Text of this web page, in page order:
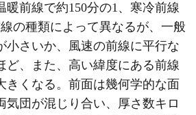
暖前線で約150分の1、寒冷前線
の種類によって異なるが、一般
小さいか、風速の前線に平行な
ど、また、高い緯度にある前線
きくなる。前面は幾何学的な面
気団が混じり合い、厚さ数キロ